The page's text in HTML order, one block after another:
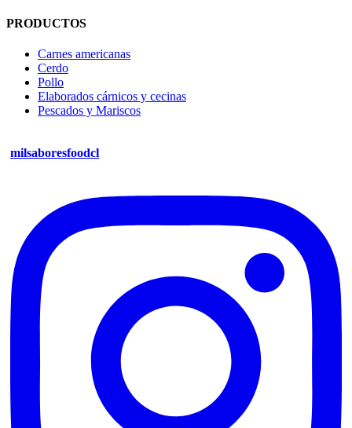
PRODUCTOS
Carnes americanas
Cerdo
Pollo
Elaborados cárnicos y cecinas
Pescados y Mariscos
milsaboresfoodcl